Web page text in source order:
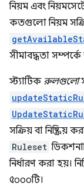
নিয়ম এবং
কতগুলো নিয়ম
সীমাবদ্ধতা
স্ট্যাটিক রুলগুলো
সক্রিয় বা
Ruleset
নির্ধারণ করা হয়।
৫০০০টি।